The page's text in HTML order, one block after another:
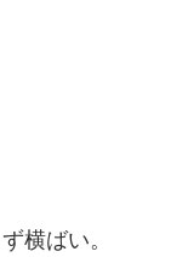
横ばい。